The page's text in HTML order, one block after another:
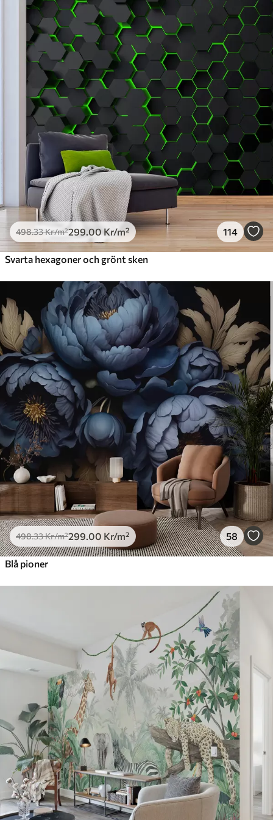
Standard
.33299 .00 /m²
Premium
.67379 .00Kr /m²
Premiumvinyl
725.00 435.00Kr
Peel and Stick
900.00540.00Kr/m²
498.33Kr/m²299 .00 Kr/m² 114
Svarta hexagoner och grönt sken
498.33Kr/m²299 .00 Kr/m² 58
Blå pioner